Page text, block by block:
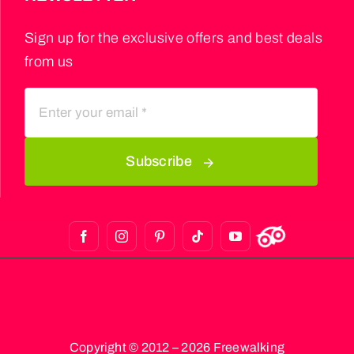
Sign up for the exclusive offers and best deals
from us
Subscribe
Copyright © 2012 – 2026 Freewalking